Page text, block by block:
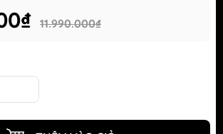
11.990.000₫